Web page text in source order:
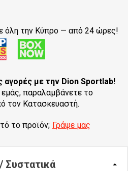
όλη την Κύπρο — από 24 ώρες!
αγορές με την Dion Sportlab!
παραλαμβάνετε το
τον Κατασκευαστή.
το προϊόν; Γράψε μας
Συστατικά